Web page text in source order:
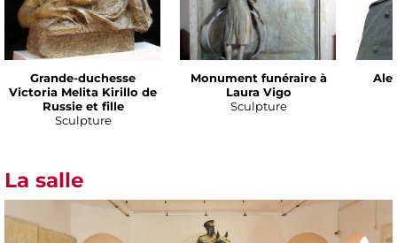
Grande-duchesse
Victoria Melita Kirillo de
Russie et fille
Sculpture
Monument funéraire à
Laura Vigo
Sculpture
La salle